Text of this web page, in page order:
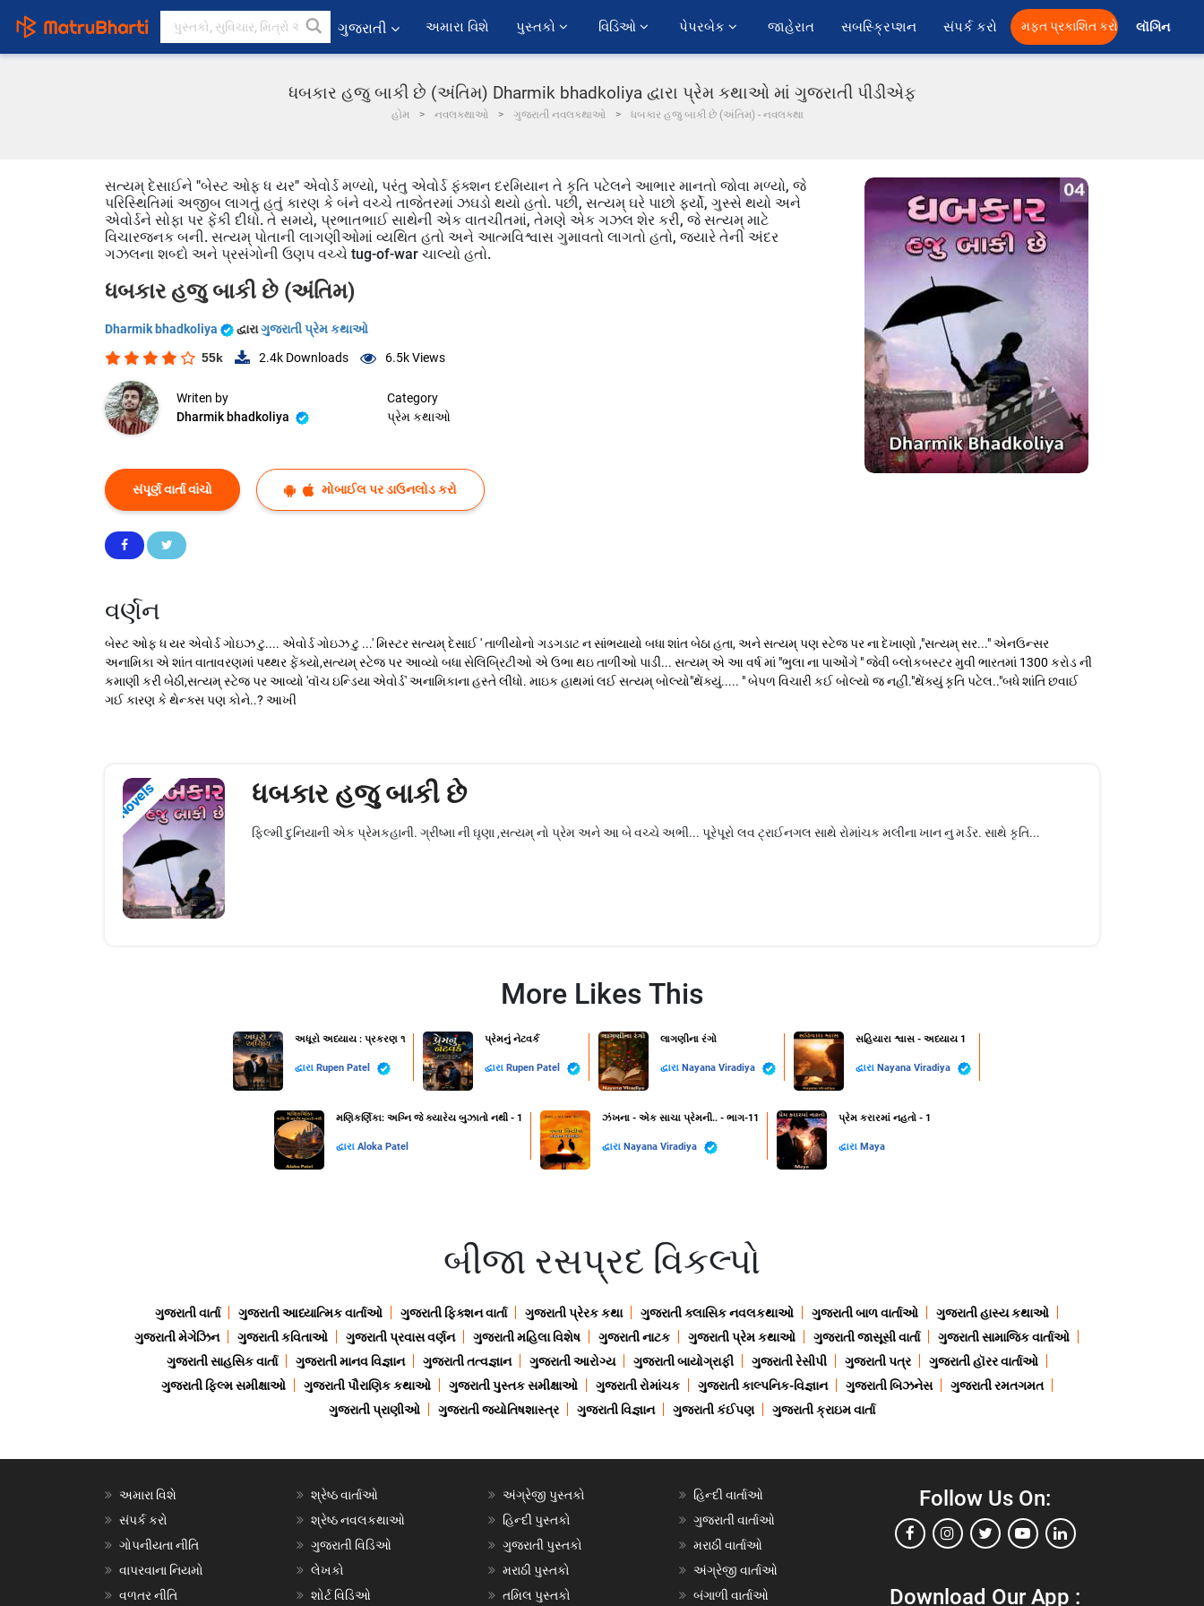
ગુજરાતી અમારા વિશે પુસ્તકો વિડિઓ પેપરબેક જાહેરાત સબસ્ક્રિપ્શન સંપર્ક કરો મફત પ્રકાશિત કરો લૉગિન
ધબકાર હજુ બાકી છે (અંતિમ) Dharmik bhadkoliya દ્વારા પ્રેમ કથાઓ માં ગુજરાતી પીડીએફ
હોમ નવલકથાઓ ગુજરાતી નવલકથાઓ ધબકાર હજુ બાકી છે (અંતિમ) - નવલકથા
સત્યમ્ દેસાઈને "બેસ્ટ ઓફ ધ યર" એવોર્ડ મળ્યો, પરંતુ એવોર્ડ ફંક્શન દરમિયાન તે કૃતિ પટેલને આભાર માનતો જોવા મળ્યો, જે
પરિસ્થિતિમાં અજીબ લાગતું હતું કારણ કે બંને વચ્ચે તાજેતરમાં ઝઘડો થયો હતો. પછી, સત્યમ્ ઘરે પાછો ફર્યો, ગુસ્સે થયો અને
એવોર્ડને સોફા પર ફેંકી દીધો. તે સમયે, પ્રભાતભાઈ સાથેની એક વાતચીતમાં, તેમણે એક ગઝલ શેર કરી, જે સત્યમ્ માટે
વિચારજનક બની. સત્યમ્ પોતાની લાગણીઓમાં વ્યથિત હતો અને આત્મવિશ્વાસ ગુમાવતો લાગતો હતો, જ્યારે તેની અંદર
ગઝલના શબ્દો અને પ્રસંગોની ઉણપ વચ્ચે tug-of-war ચાલ્યો હતો.
ધબકાર હજુ બાકી છે (અંતિમ)
Dharmik bhadkoliya દ્વારાગુજરાતી પ્રેમ કથાઓ
55k 2.4k Downloads 6.5kViews
Writen by
Dharmik bhadkoliya
Category
પ્રેમ કથાઓ
સંપૂર્ણ વાર્તા વાંચો મોબાઈલ પર ડાઉનલોડ કરો
વર્ણન
બેસ્ટ ઓફ ધ યર એવોર્ડ ગોઇઝ ટુ.... એવોર્ડ ગોઇઝ ટુ ...' મિસ્ટર સત્યમ્ દેસાઈ ' તાળીયોનો ગડગડાટ ન સાંભયાયો બધા શાંત બેઠા હતા, અને સત્યમ્ પણ સ્ટેજ પર ના દેખાણો ,"સત્યમ્ સર..." એનઉન્સર
અનામિકા એ શાંત વાતાવરણમાં પથ્થર ફેંક્યો,સત્યમ્ સ્ટેજ પર આવ્યો બધા સેલિબ્રિટીઓ એ ઉભા થઇ તાળીઓ પાડી... સત્યમ્ એ આ વર્ષ માં "ભુલા ના પાઓંગે " જેવી બ્લોકબસ્ટર મુવી ભારતમાં 1300 કરોડ ની
કમાણી કરી બેઠી,સત્યમ્ સ્ટેજ પર આવ્યો 'વૉચ ઇન્ડિયા એવોર્ડ' અનામિકાના હસ્તે લીધો. માઇક હાથમાં લઈ સત્યમ્ બોલ્યો"થેંક્યું..... " બેપળ વિચારી કઈ બોલ્યો જ નહીં."થેંક્યું કૃતિ પટેલ.."બધે શાંતિ છવાઈ
ગઈ કારણ કે થેન્ક્સ પણ કોને..? આખી
Novels ધબકાર હજુ બાકી છે
ફિલ્મી દુનિયાની એક પ્રેમકહાની. ગ્રીષ્મા ની ઘૃણા ,સત્યમ્ નો પ્રેમ અને આ બે વચ્ચે અભી... પૂરેપૂરો લવ ટ્રાઈનગલ સાથે રોમાંચક મલીના ખાન નુ મર્ડર. સાથે કૃતિ...
More Likes This
અધૂરો અધ્યાય : પ્રકરણ ૧
દ્વારા Rupen Patel
પ્રેમનું નેટવર્ક
દ્વારા Rupen Patel
લાગણીના રંગો
દ્વારા Nayana Viradiya
સહિયારા શ્વાસ - અધ્યાય 1
દ્વારા Nayana Viradiya
મણિકર્ણિકા: અગ્નિ જે ક્યારેય બુઝાતો નથી - 1
દ્વારા Aloka Patel
ઝંખના - એક સાચા પ્રેમની.. - ભાગ-11
દ્વારા Nayana Viradiya
પ્રેમ કરારમાં નહતો - 1
દ્વારા Maya
બીજા રસપ્રદ વિકલ્પો
ગુજરાતી વાર્તા ગુજરાતી આધ્યાત્મિક વાર્તાઓ ગુજરાતી ફિક્શન વાર્તા ગુજરાતી પ્રેરક કથા ગુજરાતી ક્લાસિક નવલકથાઓ ગુજરાતી બાળ વાર્તાઓ
ગુજરાતી હાસ્ય કથાઓ
ગુજરાતી મેગેઝિન
ગુજરાતી કવિતાઓ ગુજરાતી પ્રવાસ વર્ણન ગુજરાતી મહિલા વિશેષ ગુજરાતી નાટક ગુજરાતી પ્રેમ કથાઓ ગુજરાતી જાસૂસી વાર્તા
ગુજરાતી સામાજિક વાર્તાઓ
ગુજરાતી સાહસિક વાર્તા
ગુજરાતી માનવ વિજ્ઞાન ગુજરાતી તત્વજ્ઞાન ગુજરાતી આરોગ્ય ગુજરાતી બાયોગ્રાફી ગુજરાતી રેસીપી ગુજરાતી પત્ર
ગુજરાતી હૉરર વાર્તાઓ
ગુજરાતી ફિલ્મ સમીક્ષાઓ
ગુજરાતી પૌરાણિક કથાઓ ગુજરાતી પુસ્તક સમીક્ષાઓ ગુજરાતી રોમાંચક ગુજરાતી કાલ્પનિક-વિજ્ઞાન ગુજરાતી બિઝનેસ
ગુજરાતી રમતગમત
ગુજરાતી પ્રાણીઓ
ગુજરાતી જ્યોતિષશાસ્ત્ર ગુજરાતી વિજ્ઞાન ગુજરાતી કંઈપણ ગુજરાતી ક્રાઇમ વાર્તા
અમારા વિશે
સંપર્ક કરો
ગોપનીયતા નીતિ
વાપરવાના નિયમો
વળતર નીતિ
શ્રેષ્ઠ વાર્તાઓ
શ્રેષ્ઠ નવલકથાઓ
ગુજરાતી વિડિઓ
લેખકો
શોર્ટ વિડિઓ
અંગ્રેજી પુસ્તકો
હિન્દી પુસ્તકો
ગુજરાતી પુસ્તકો
મરાઠી પુસ્તકો
તમિલ પુસ્તકો
હિન્દી વાર્તાઓ
ગુજરાતી વાર્તાઓ
મરાઠી વાર્તાઓ
અંગ્રેજી વાર્તાઓ
બંગાળી વાર્તાઓ
Follow Us On:
Download Our App :